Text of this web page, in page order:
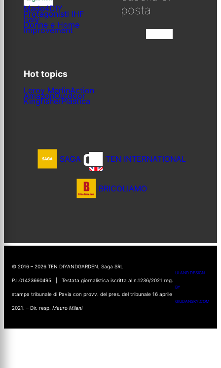
Made4DIY
Protagonisti IHF
Italy
Donne e Home
Improvement
Hot topics
Leroy MerlinAction
AmazonOutdoor
KingfisherPlastica
posta
SAGA TEN INTERNATIONAL
BRICOLIAMO
© 2016 – 2026 TEN DIYANDGARDEN, Saga SRL
P.I.01423660495 | Testata giornalistica iscritta al n.1236/2021 reg.
stampa tribunale di Pavia con provv. del pres. del tribunale 16 aprile
2021. – Dir. resp. Mauro Milani
UI AND DESIGN
BY
GIUDANSKY.COM